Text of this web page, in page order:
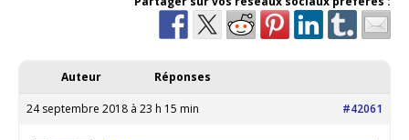
Auteur Réponses
24 septembre 2018 à 23 h 15 min #42061